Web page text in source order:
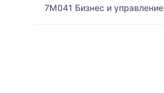
7M041 Бизнес и управление